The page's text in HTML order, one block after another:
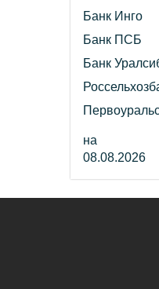
Банк Инго
Банк ПСБ
Банк
на
08.08.2026